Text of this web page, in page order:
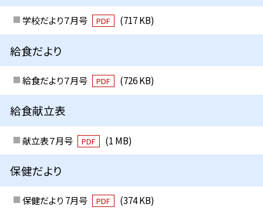
学校だより７月号 PDF (717 KB)
給食だより
給食だより７月号 PDF (726 KB)
給食献立表
献立表７月号 PDF (1 MB)
保健だより
保健だより 7月号 PDF
(374 KB)